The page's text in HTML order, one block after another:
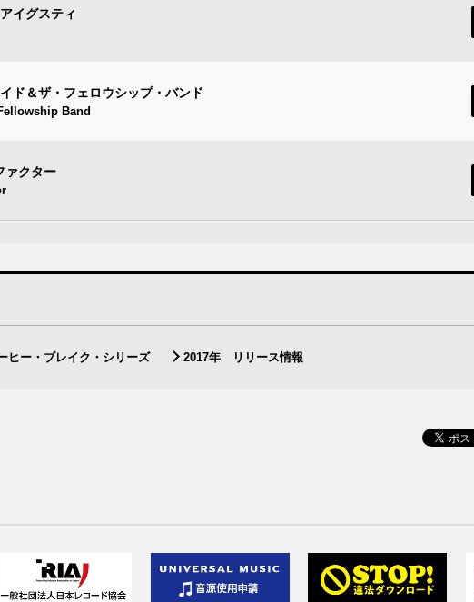
イグスティ
ド＆ザ・フェロウシップ・バンド
Band
ァクター
ヒー・ブレイク・シリーズ 2017年 リリース情報